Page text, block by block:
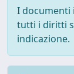
I documenti
tutti i diritti
indicazione.